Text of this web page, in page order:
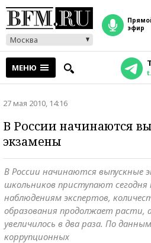
Москва
прямой
эфир
МЕНЮ
27 мая 2010, 14:16
В России начинаются
экзамены
В России начинаются выпускные
школьников приступают сегодня
наблюдениям экспертов,
образования продолжает расти,
увеличилось в два раза. По
коррупционных